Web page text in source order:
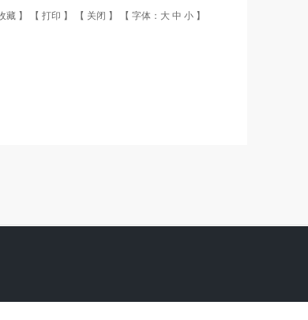
藏 】 【 打印 】 【 关闭 】 【 字体： 大中 小 】